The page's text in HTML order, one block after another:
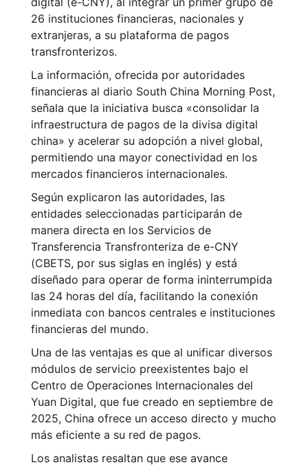
26 instituciones financieras, nacionales y
extranjeras, a su plataforma de pagos
transfronterizos.
La información, ofrecida por autoridades
financieras al diario South China Morning Post,
señala que la iniciativa busca «consolidar la
infraestructura de pagos de la divisa digital
china» y acelerar su adopción a nivel global,
permitiendo una mayor conectividad en los
mercados financieros internacionales.
Según explicaron las autoridades, las
entidades seleccionadas participarán de
manera directa en los Servicios de
Transferencia Transfronteriza de e-CNY
(CBETS, por sus siglas en inglés) y está
diseñado para operar de forma ininterrumpida
las 24 horas del día, facilitando la conexión
inmediata con bancos centrales e instituciones
financieras del mundo.
Una de las ventajas es que al unificar diversos
módulos de servicio preexistentes bajo el
Centro de Operaciones Internacionales del
Yuan Digital, que fue creado en septiembre de
2025, China ofrece un acceso directo y mucho
más eficiente a su red de pagos.
Los analistas resaltan que ese avance